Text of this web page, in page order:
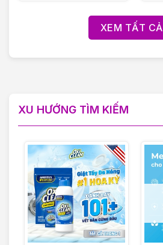
XEM TẤT CẢ
XU HƯỚNG TÌM KIẾM